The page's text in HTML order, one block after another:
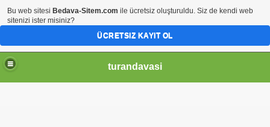
turandavasi
Bu web sitesi Bedava-Sitem.com ile ücretsiz oluşturuldu. Siz de kendi web
sitenizi ister misiniz?
ÜCRETSIZ KAYIT OL